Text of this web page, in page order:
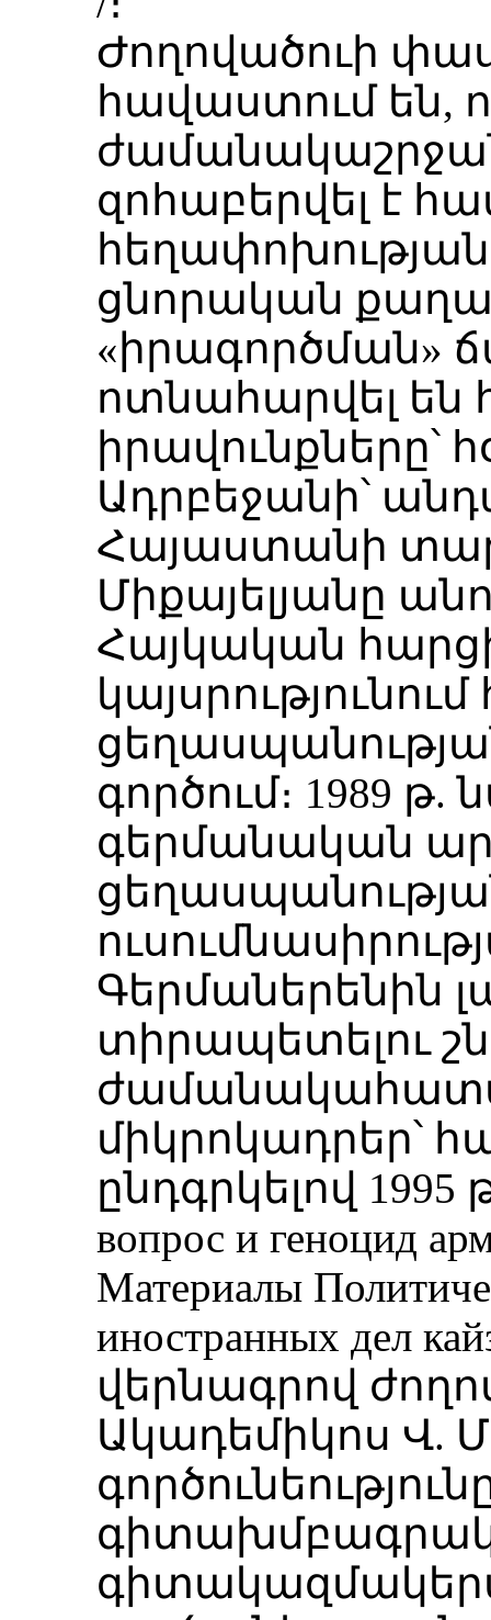
Ժողովածուի
հավաստում են,
զոհաբերվել է
ցնորական
«իրագործման»
ոտնահարվել են
իրավունքները՝
Ադրբեջանի՝
Հայաստանի
Միքայելյանը
Հայկական
կայսրությունում
գործում։ 1989 թ.
գերմանական
Գերմաներենին
տիրապետելու
միկրոկադրեր՝
ընդգրկելով 1995
вопрос и геноцид
Материалы
иностранных дел
վերնագրով
Ակադեմիկոս Վ.